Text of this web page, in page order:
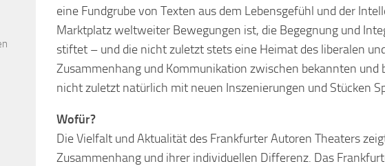
eine Fundgrube von Texten aus dem Lebensgefühl und der
Marktplatz weltweiter Bewegungen ist, die Begegnung und
stiftet – und die nicht zuletzt stets eine Heimat des liberalen
Zusammenhang und Kommunikation zwischen bekannten
nicht zuletzt natürlich mit neuen Inszenierungen und Stücken
Wofür?
Die Vielfalt und Aktualität des Frankfurter Autoren Theaters
Zusammenhang und ihrer individuellen Differenz. Das